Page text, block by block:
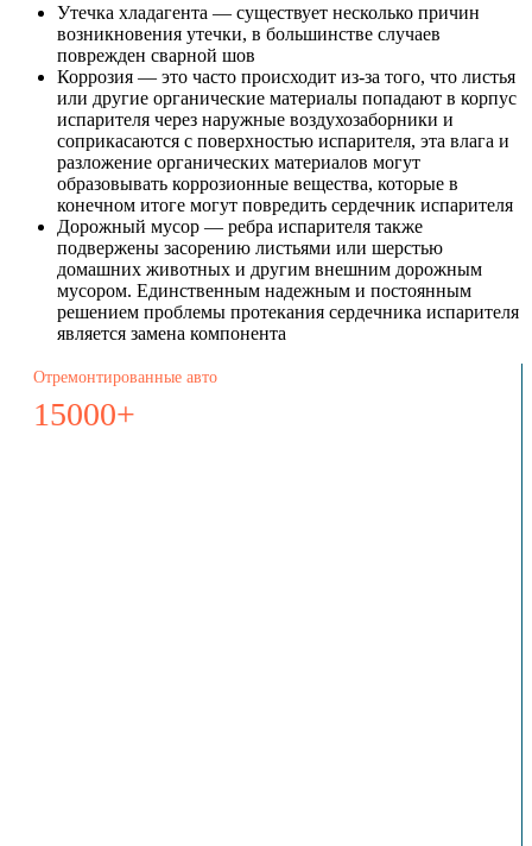
Утечка хладагента — существует несколько причин
возникновения утечки, в большинстве случаев
поврежден сварной шов
Коррозия — это часто происходит из-за того, что листья
или другие органические материалы попадают в корпус
испарителя через наружные воздухозаборники и
соприкасаются с поверхностью испарителя, эта влага и
разложение органических материалов могут
образовывать коррозионные вещества, которые в
конечном итоге могут повредить сердечник испарителя
Дорожный мусор — ребра испарителя также
подвержены засорению листьями или шерстью
домашних животных и другим внешним дорожным
мусором. Единственным надежным и постоянным
решением проблемы протекания сердечника испарителя
является замена компонента
Отремонтированные авто
15000+